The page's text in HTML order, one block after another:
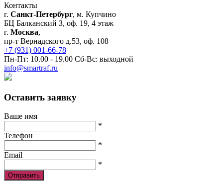
Контакты
г. Санкт-Петербург, м. Купчино
БЦ Балканский З, оф. 19, 4 этаж
г. Москва,
пр-т Вернадского д.53, оф. 108
+7 (931) 001-66-78
Пн-Пт: 10.00 - 19.00 Сб-Вс: выходной
info@smartraf.ru
Оставить заявку
Ваше имя
*
Телефон
*
Email
*